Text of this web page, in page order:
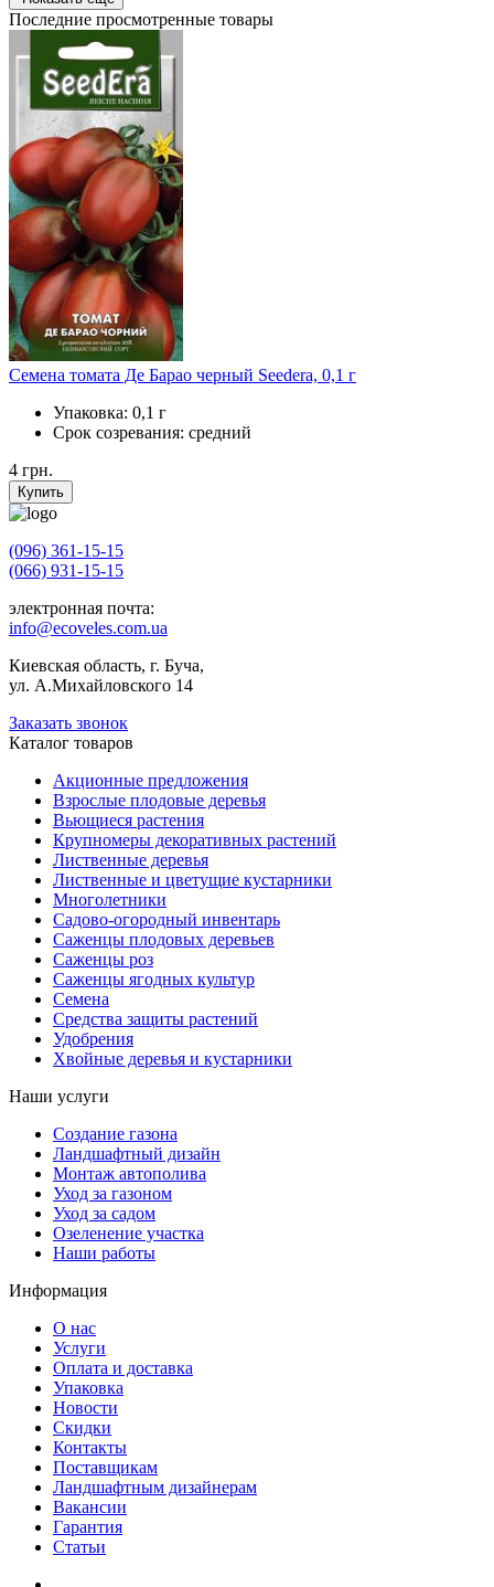
Последние просмотренные товары
Семена томата Де Барао черный Seedera, 0,1 г
Упаковка: 0,1 г
Срок созревания: средний
4 грн.
Купить
(096) 361-15-15
(066) 931-15-15
электронная почта:
info@ecoveles.com.ua
Киевская область, г. Буча,
ул. А.Михайловского 14
Заказать звонок
Каталог товаров
Акционные предложения
Взрослые плодовые деревья
Вьющиеся растения
Крупномеры декоративных растений
Лиственные деревья
Лиственные и цветущие кустарники
Многолетники
Садово-огородный инвентарь
Саженцы плодовых деревьев
Саженцы роз
Саженцы ягодных культур
Семена
Средства защиты растений
Удобрения
Хвойные деревья и кустарники
Наши услуги
Создание газона
Ландшафтный дизайн
Монтаж автополива
Уход за газоном
Уход за садом
Озеленение участка
Наши работы
Информация
О нас
Услуги
Оплата и доставка
Упаковка
Новости
Скидки
Контакты
Поставщикам
Ландшафтным дизайнерам
Вакансии
Гарантия
Статьи